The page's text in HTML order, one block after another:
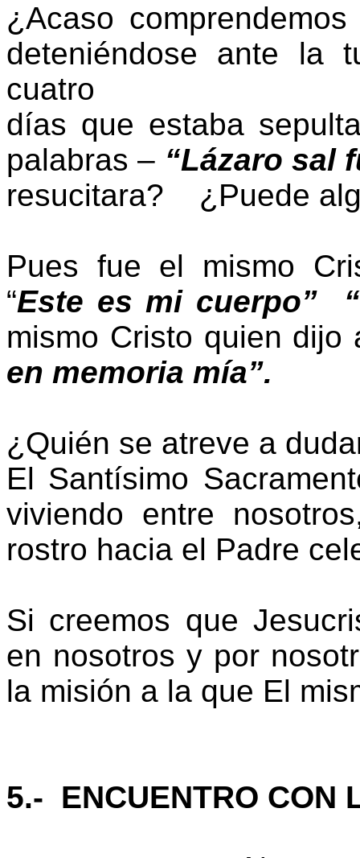
¿Acaso
deteniéndose ante la
cuatro
días que estaba
palabras – “Lázaro sal
resucitara? ¿Puede
Pues fue el mismo
“Este es mi cuerpo”
mismo Cristo quien
en memoria mía”.
¿Quién se atreve a
El Santísimo
viviendo entre
rostro hacia el Padre
Si creemos que
en nosotros y por
la misión a la que El
5.- ENCUENTRO CON